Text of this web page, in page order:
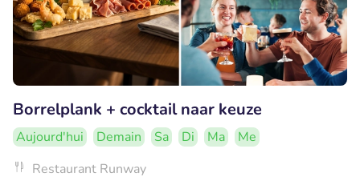
Borrelplank + cocktail naar keuze
Aujourd'hui Demain Sa Di Ma
Me
Restaurant Runway